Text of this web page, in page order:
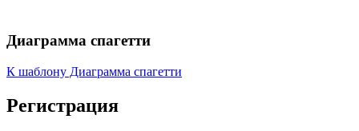
Диаграмма спагетти
К шаблону Диаграмма спагетти
Регистрация